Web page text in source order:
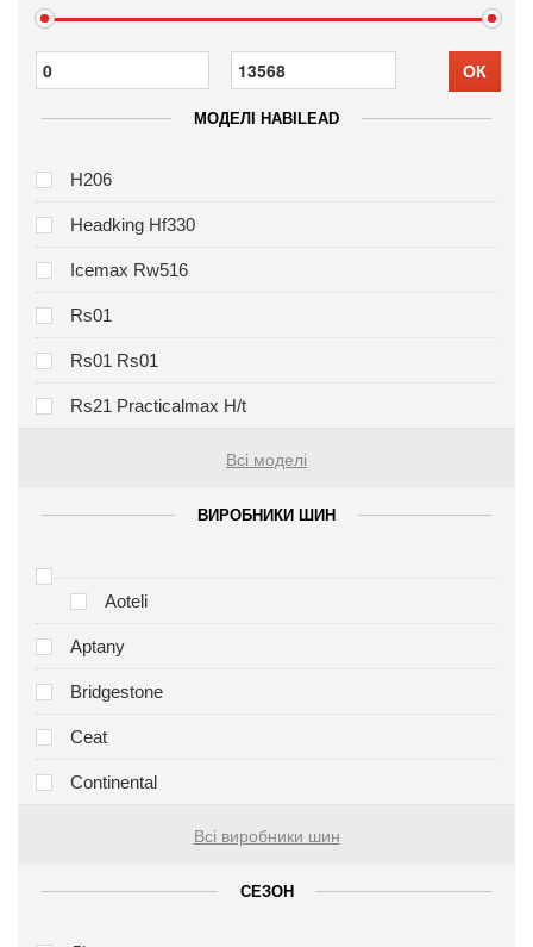
ОК
МОДЕЛІ HABILEAD
H206
Headking Hf330
Icemax Rw516
Rs01
Rs01 Rs01
Rs21 Practicalmax H/t
Всі моделі
ВИРОБНИКИ ШИН
Aoteli
Aptany
Bridgestone
Ceat
Continental
Всі виробники шин
СЕЗОН